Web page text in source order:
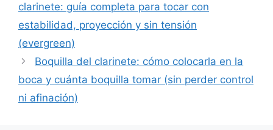
clarinete: guía completa para tocar con
estabilidad, proyección y sin tensión
(evergreen)
Boquilla del clarinete: cómo colocarla en la
boca y cuánta boquilla tomar (sin perder control
ni afinación)